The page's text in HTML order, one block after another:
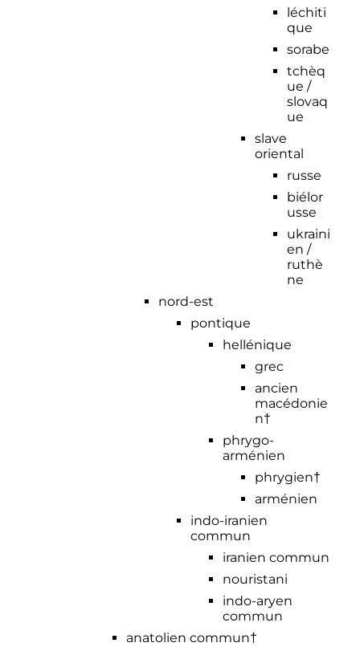
léchiti
que
sorabe
tchèq
ue /
slovaq
ue
slave
oriental
russe
biélor
usse
ukraini
en /
ruthè
ne
nord-est
pontique
hellénique
grec
ancien
macédonie
n†
phrygo-
arménien
phrygien†
arménien
indo-iranien
commun
iranien commun
nouristani
indo-aryen
commun
anatolien commun†